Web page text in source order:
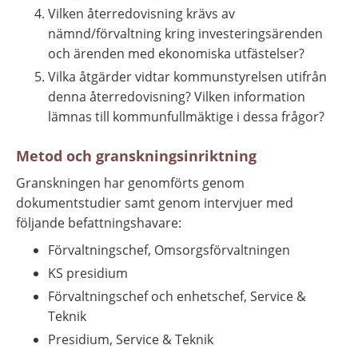
Vilken återredovisning krävs av
nämnd/förvaltning kring investeringsärenden
och ärenden med ekonomiska utfästelser?
Vilka åtgärder vidtar kommunstyrelsen utifrån
denna återredovisning? Vilken information
lämnas till kommunfullmäktige i dessa frågor?
Metod och granskningsinriktning
Granskningen har genomförts genom
dokumentstudier samt genom intervjuer med
följande befattningshavare:
Förvaltningschef, Omsorgsförvaltningen
KS presidium
Förvaltningschef och enhetschef, Service &
Teknik
Presidium, Service & Teknik